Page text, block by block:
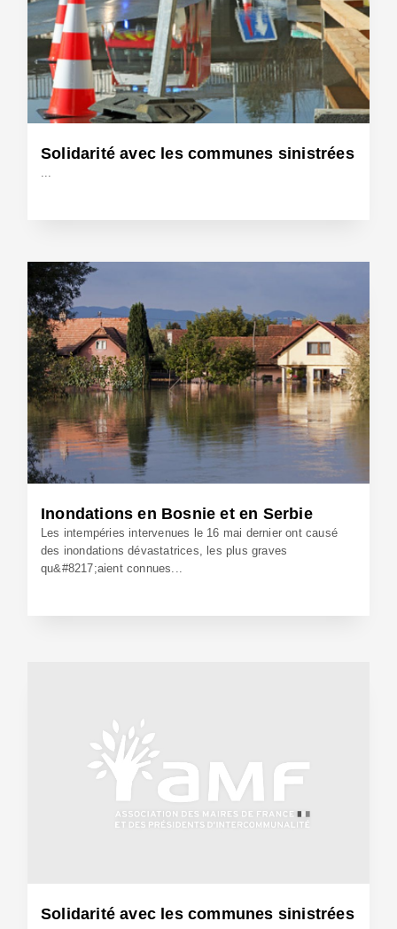
Solidarité avec les communes sinistrées
10 Oct 2014 - Réf: BW12763
Inondations en Bosnie et en Serbie
Les intempéries intervenues le 16 mai dernier ont causé
des inondations dévastatrices, les plus graves
qu&#8217;aient connues...
Solidarité avec les communes sinistrées